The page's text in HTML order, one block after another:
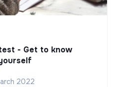
- Get to know
2022